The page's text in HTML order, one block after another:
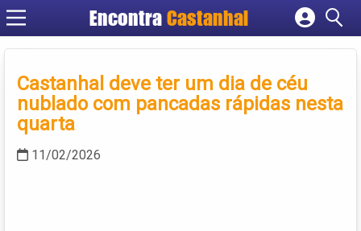
EncontraCastanhal
Cadastrar empresa
Criar conta
Castanhal deve ter um dia de céu
nublado com pancadas rápidas nesta
quarta
11/02/2026